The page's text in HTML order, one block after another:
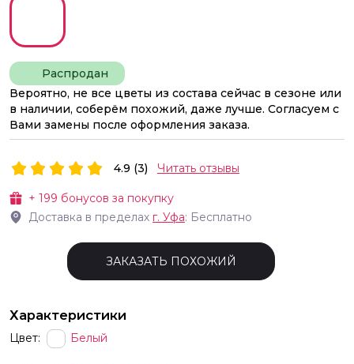
Распродан
Вероятно, не все цветы из состава сейчас в сезоне или
в наличии, соберём похожий, даже лучше. Согласуем с
Вами замены после оформления заказа.
+ 199 бонусов за покупку
Доставка в пределах г. Уфа: Бесплатно
4.9 (3) Читать отзывы
ЗАКАЗАТЬ ПОХОЖИЙ
Характеристики
Цвет: Белый